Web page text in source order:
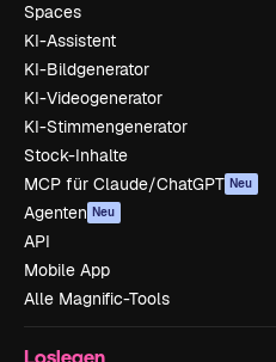
Spaces
KI-Assistent
KI-Bildgenerator
KI-Videogenerator
KI-Stimmengenerator
Stock-Inhalte
MCP für Claude/ChatGPT Neu
Agenten Neu
API
Mobile App
Alle Magnific-Tools
Loslegen